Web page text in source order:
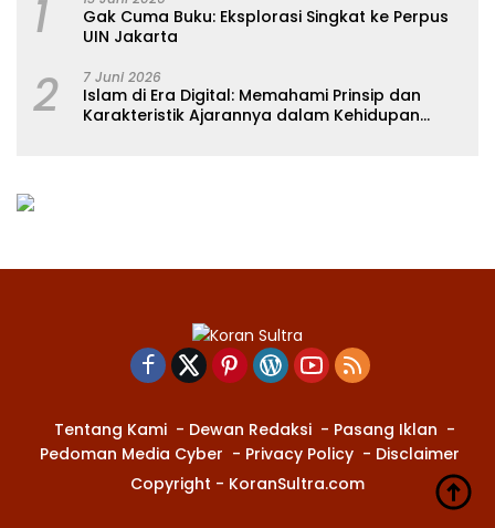
1
Gak Cuma Buku: Eksplorasi Singkat ke Perpus
UIN Jakarta
2 7 Juni 2026
Islam di Era Digital: Memahami Prinsip dan
Karakteristik Ajarannya dalam Kehidupan
Tentang Kami Dewan Redaksi
Pasang Iklan
Pedoman Media Cyber
Privacy Policy
Disclaimer
Copyright - KoranSultra.com